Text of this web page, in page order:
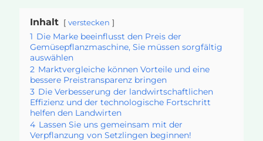
Inhalt verstecken
1 Die Marke beeinflusst den Preis der
Gemüsepflanzmaschine, Sie müssen sorgfältig
auswählen
2 Marktvergleiche können Vorteile und eine
bessere Preistransparenz bringen
3 Die Verbesserung der landwirtschaftlichen
Effizienz und der technologische Fortschritt
helfen den Landwirten
4 Lassen Sie uns gemeinsam mit der
Verpflanzung von Setzlingen beginnen!